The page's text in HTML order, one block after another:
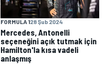
FORMULA 128 Şub 2024
Mercedes, Antonelli
seçeneğini açık tutmak için
Hamilton'la kısa vadeli
anlaşmış